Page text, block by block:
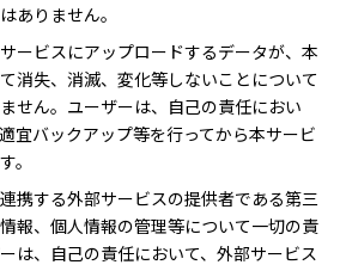
ありません。
ービスにアップロードするデータが、本
消失、消滅、変化等しないことについて
せん。ユーザーは、自己の責任におい
宜バックアップ等を行ってから本サービ
。
携する外部サービスの提供者である第三
報、個人情報の管理等について一切の責
は、自己の責任において、外部サービス